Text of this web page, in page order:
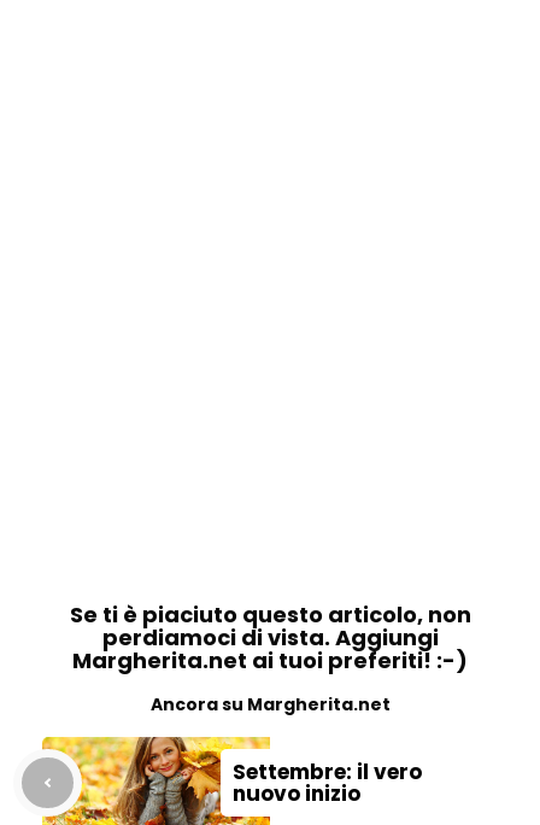
Se ti è piaciuto questo articolo, non
perdiamoci di vista. Aggiungi
Margherita.net ai tuoi preferiti! :-)
Ancora su Margherita.net
Settembre: il vero
nuovo inizio